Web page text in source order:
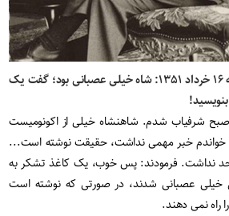
یادداشت‌های علم، سه شنبه ۱۶ خرداد ۱۳۵۱: شاه خیلی عصبانی بود؛ گفت یک
شرفیاب شدم. شاهنشاه خیلی از اکونومیست
خبر مهمی نداشت، حقیقت نوشته است...
نداشت. فرمودند: پس خوب، یک کاغذ تشکر به
خیلی عصبانی شدند، در صورتی که نوشته است
نمی دهند.